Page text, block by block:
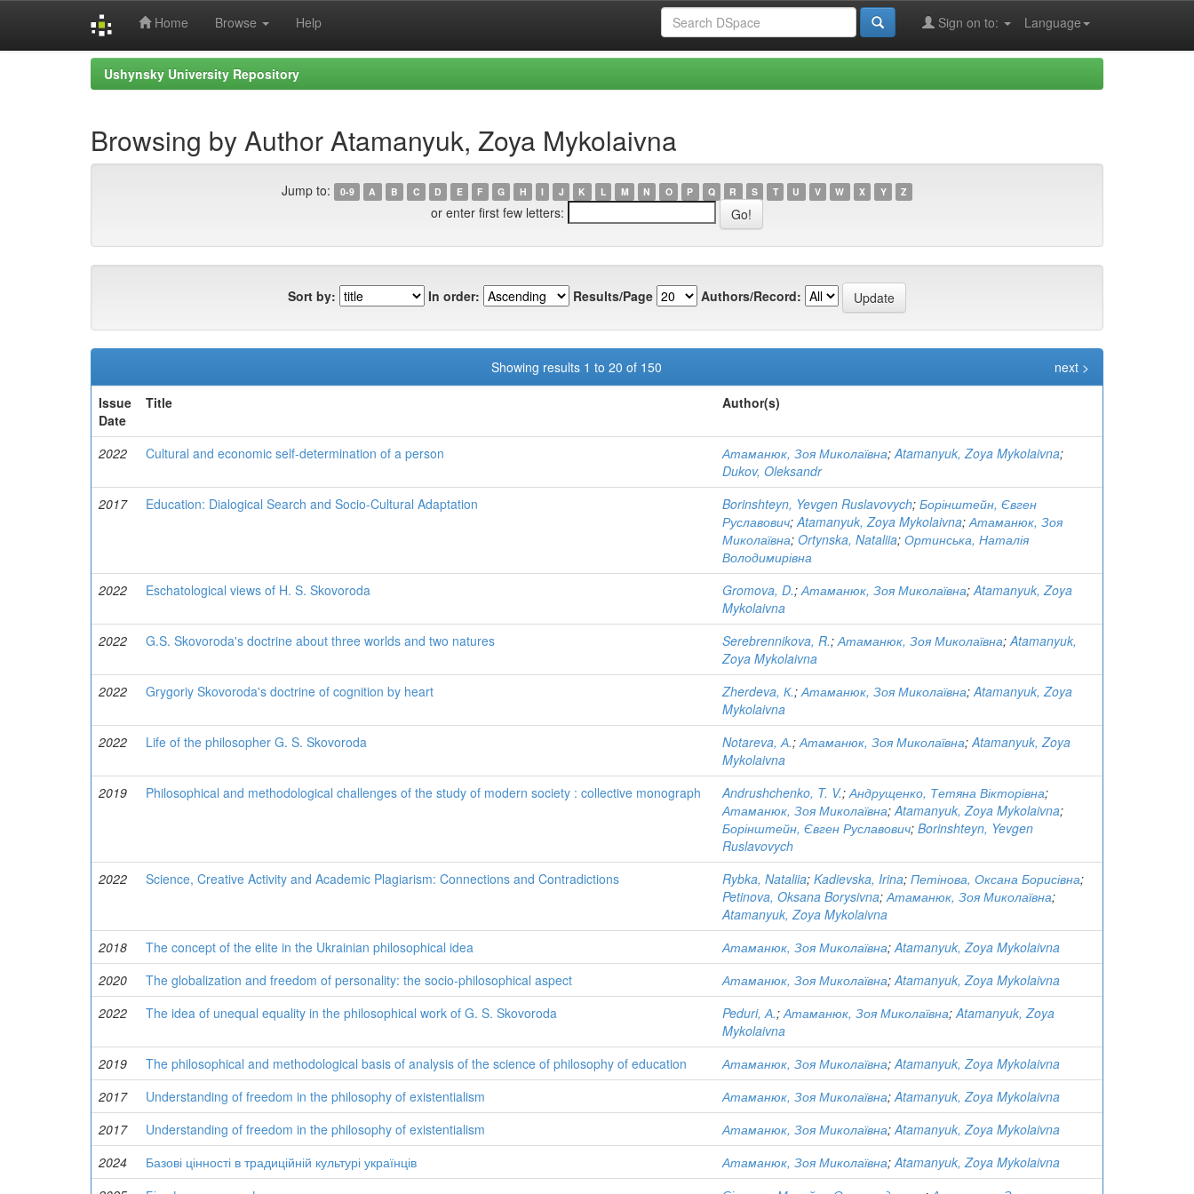
Home Browse Help Language
Sign on to:
Ushynsky University Repository
Browsing by Author Atamanyuk, Zoya Mykolaivna
Jump to: 0-9 A B C D E F G H I J K L M N O P Q R S T U V W X Y Z
or enter first few letters:
Sort by: In order: Results/Page Authors/Record:
Showing results 1 to 20 of 150
next >
Issue
Date
Title Author(s)
2022 Cultural and economic self-determination of a person Атаманюк, Зоя Миколаївна;Atamanyuk, Zoya Mykolaivna;
Dukov, Oleksandr
2017
Education: Dialogical Search and Socio-Cultural Adaptation Borinshteyn, Yevgen Ruslavovych; Борінштейн, Євген
Руславович;Atamanyuk, Zoya Mykolaivna;Атаманюк, Зоя
Миколаївна; Ortynska, Nataliia; Ортинська, Наталія
Володимирівна
2022
Eschatological views of H. S. Skovoroda Gromova, D.;Атаманюк, Зоя Миколаївна;Atamanyuk, Zoya
Mykolaivna
2022
G.S. Skovoroda's doctrine about three worlds and two natures Serebrennikova, R.;Атаманюк, Зоя Миколаївна;Atamanyuk,
Zoya Mykolaivna
2022
Grygoriy Skovoroda's doctrine of cognition by heart Zherdeva, К.;Атаманюк, Зоя Миколаївна;Atamanyuk, Zoya
Mykolaivna
2022
Life of the philosopher G. S. Skovoroda Notareva, А.;Атаманюк, Зоя Миколаївна;Atamanyuk, Zoya
Mykolaivna
2019
Philosophical and methodological challenges of the study of modern society : collective monograph Andrushchenko, T. V.;Андрущенко, Тетяна Вікторівна;
Атаманюк, Зоя Миколаївна;Atamanyuk, Zoya Mykolaivna;
Борінштейн, Євген Руславович; Borinshteyn, Yevgen
Ruslavovych
2022
Science, Creative Activity and Academic Plagiarism: Connections and Contradictions Rybka, Nataliia; Kadievska, Irina; Петінова, Оксана Борисівна;
Petinova, Oksana Borysivna;Атаманюк, Зоя Миколаївна;
Atamanyuk, Zoya Mykolaivna
2018
The concept of the elite in the Ukrainian philosophical idea Атаманюк, Зоя Миколаївна;Atamanyuk, Zoya Mykolaivna
2020
The globalization and freedom of personality: the socio-philosophical aspect Атаманюк, Зоя Миколаївна;Atamanyuk, Zoya Mykolaivna
2022
The idea of unequal equality in the philosophical work of G. S. Skovoroda Peduri, А.;Атаманюк, Зоя Миколаївна;Atamanyuk, Zoya
Mykolaivna
2019
The philosophical and methodological basis of analysis of the science of philosophy of education Атаманюк, Зоя Миколаївна;Atamanyuk, Zoya Mykolaivna
2017
Understanding of freedom in the philosophy of existentialism Атаманюк, Зоя Миколаївна;Atamanyuk, Zoya Mykolaivna
2017
Understanding of freedom in the philosophy of existentialism Атаманюк, Зоя Миколаївна;Atamanyuk, Zoya Mykolaivna
2024
Базові цінності в традиційній культурі українців Атаманюк, Зоя Миколаївна;Atamanyuk, Zoya Mykolaivna